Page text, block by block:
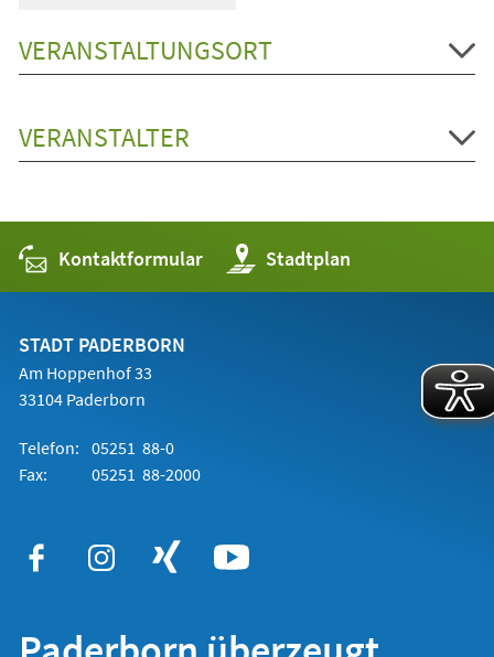
VERANSTALTUNGSORT
VERANSTALTER
Kontaktformular Stadtplan
(Öffnet
in
einem
STADT PADERBORN
Am Hoppenhof 33
33104 Paderborn
Telefon: 05251 88-0
Fax:
05251 88-2000